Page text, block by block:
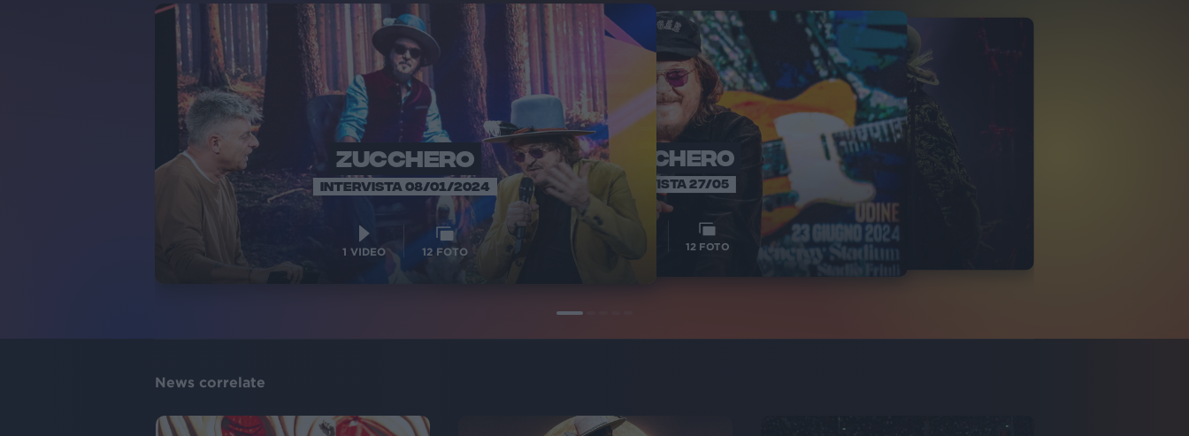
ZUCCHERO
INTERVISTA 08/01/2024
1 VIDEO 12 FOTO
ZUCCHERO
INTERVISTA 27/05
12 FOTO
ZUCCHERO
RFC ARENA
FOTO
News correlate